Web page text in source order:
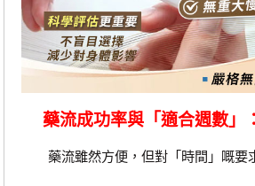
藥流成功率與「適合週數」
藥流雖然方便，但對「時間」嘅要